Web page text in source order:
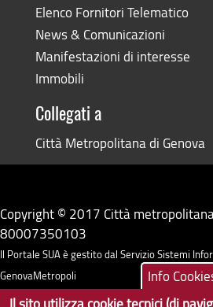
Elenco Fornitori Telematico
News & Comunicazioni
Manifestazioni di interesse
Immobili
Collegati a
Città Metropolitana di Genova
Copyright © 2017 Città metropolitana
80007350103
Il Portale SUA è gestito dal Servizio Sistemi
GenovaMetropoli
Info
Il sito utilizza cookie tecnici (di